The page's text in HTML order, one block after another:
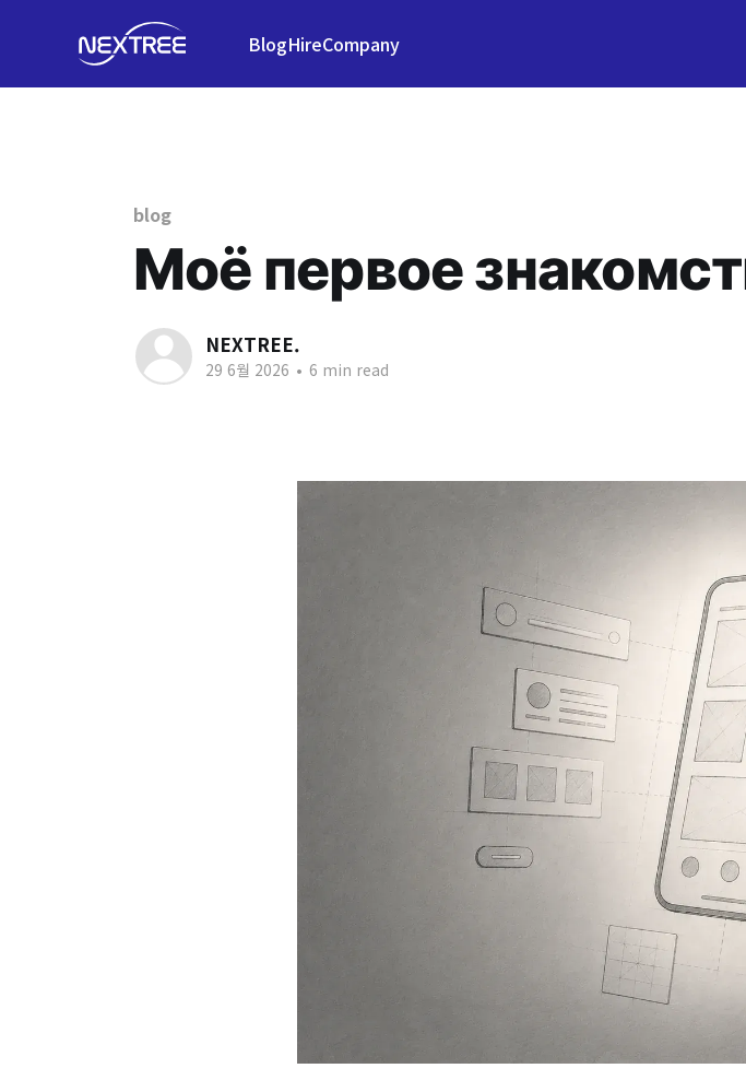
BlogHireCompany
blog
Моё первое
NEXTREE.
29 6월 2026 • 6 min read